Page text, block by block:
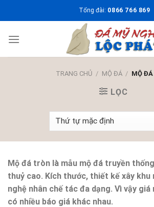
to
Tổng đài: 0866 766 869
TRANG CHỦ / MỘ ĐÁ / MỘ
LỌC
Mộ đá tròn là mẫu mộ đá truyền
thuỷ cao. Kích thước, thiết kế xây
nghệ nhân chế tác đa dạng. Vì vậy
có nhiều báo giá khác nhau.